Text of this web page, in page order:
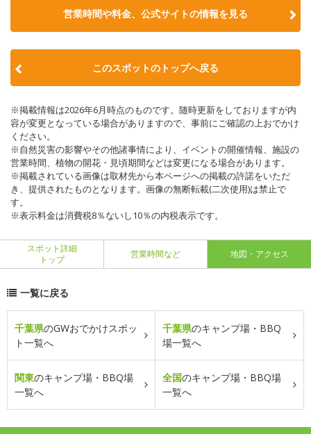
営業時間や料金、公式サイトの情報を見る
このスポットのトップへ戻る
※掲載情報は2026年6月時点のものです。随時更新をしておりますが内
容が変更となっている場合がありますので、事前にご確認の上おでかけ
ください。
※自然災害の影響やその他諸事情により、イベントの開催情報、施設の
営業時間、植物の開花・見頃期間などは変更になる場合があります。
※掲載されている画像は取材先から本ページへの掲載の許諾をいただ
き、提供されたものとなります。画像の無断転載(二次使用)は禁止で
す。
※表示料金は消費税8％ないし10％の内税表示です。
スポット詳細
トップ
営業時間など 地図・アクセス
一覧に戻る
千葉県のGWおでかけスポッ
ト一覧へ
千葉県のキャンプ場・BBQ
場一覧へ
関東のキャンプ場・BBQ場
一覧へ
全国のキャンプ場・BBQ場
一覧へ